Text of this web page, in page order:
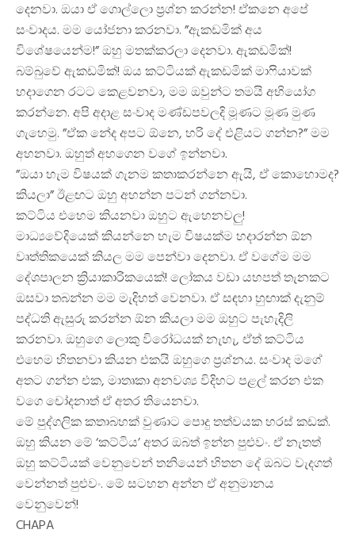
දෙනවා. ඔයා ඒ ගොල්ලො ප්‍රශ්න කරන්න! ඒකනෙ අපේ
සංවාදය. මම යෝජනා කරනවා. ”ඇකඩමික් අය
විශේෂයෙන්ම!” ඔහු මතක්කරලා දෙනවා. ඇකඩමික්!
බම්බුවේ ඇකඩමික්! ඔය කට්ටියක් ඇකඩමික් මාෆියාවක්
හදාගෙන රටට කෙළවනවා, මම ඔවුන්ට තමයි අභියෝග
කරන්නෙ. අපි අදාළ සංවාද මණ්ඩපවලදි මූණට මූණ මුණ
ගැහෙමු. ”ඒක නේද අපට ඕනෙ, හරි දේ එළියට ගන්න?” මම
අහනවා. ඔහුත් අහගෙන වගේ ඉන්නවා.
”ඔයා හැම විෂයක් ගැනම කතාකරන්නෙ ඇයි, ඒ කොහොමද?
කියලා” ඊළඟට ඔහු අහන්න පටන් ගන්නවා.
කට්ටිය එහෙම කියනවා ඔහුට ඇහෙනවලු!
මාධ්‍යවේදියෙක් කියන්නෙ හැම විෂයක්ම හදාරන්න ඕන
වෘත්තිකයෙක් කියල මම පෙන්වා දෙනවා. ඒ වගේම මම
දේශපාලන ක්‍රියාකාරිකයෙක්! ලෝකය වඩා යහපත් තැනකට
ඔසවා තබන්න මම මැදිහත් වෙනවා. ඒ සඳහා හුඟාක් දැනුම්
පද්ධති ඇසුරු කරන්න ඕන කියලා මම ඔහුට පැහැදිලි
කරනවා. ඔහුගෙ ලොකු විරෝධයක් නැහැ, ඒත් කට්ටිය
එහෙම හිතනවා කියන එකයි ඔහුගෙ ප්‍රශ්නය. සංවාද මගේ
අතට ගන්න එක, මාතෘකා අනවශ්‍ය විදිහට පළල් කරන එක
වගෙ චෝදනාත් ඒ අතර තියෙනවා.
මේ පුද්ගලික කතාබහක් වුණාට පොදු තත්වයක හරස් කඩක්.
ඔහු කියන මේ ‘කට්ටිය’ අතර ඔබත් ඉන්න පුළුවං. ඒ නැතත්
ඔහු කට්ටියක් වෙනුවෙන් තනියෙන් හිතන දේ ඔබට වැදගත්
වෙන්නත් පුළුවං. මේ සටහන අන්න ඒ අනුමානය
වෙනුවෙන්!
CHAPA